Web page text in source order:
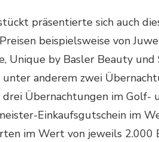
präsentierte sich auch
beispielsweise von
Unique by Basler Beauty
unter anderem zwei
Übernachtungen im Golf-
Einkaufsgutschein im
im Wert von jeweils 2.000